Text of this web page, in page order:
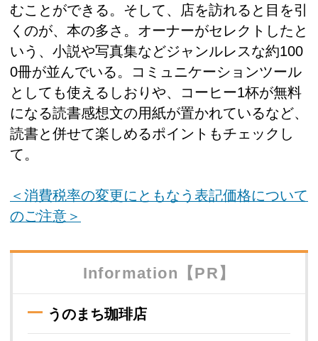
むことができる。そして、店を訪れると目を引
くのが、本の多さ。オーナーがセレクトしたと
いう、小説や写真集などジャンルレスな約100
0冊が並んでいる。コミュニケーションツール
としても使えるしおりや、コーヒー1杯が無料
になる読書感想文の用紙が置かれているなど、
読書と併せて楽しめるポイントもチェックし
て。
＜消費税率の変更にともなう表記価格について
のご注意＞
Information【PR】
うのまち珈琲店